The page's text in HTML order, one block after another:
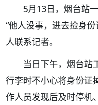
5月13日，烟台站
“他人没事，进去捡身
人联系记者。
当日下午，烟台站
行李时不小心将身份证
作人员发现后及时停机